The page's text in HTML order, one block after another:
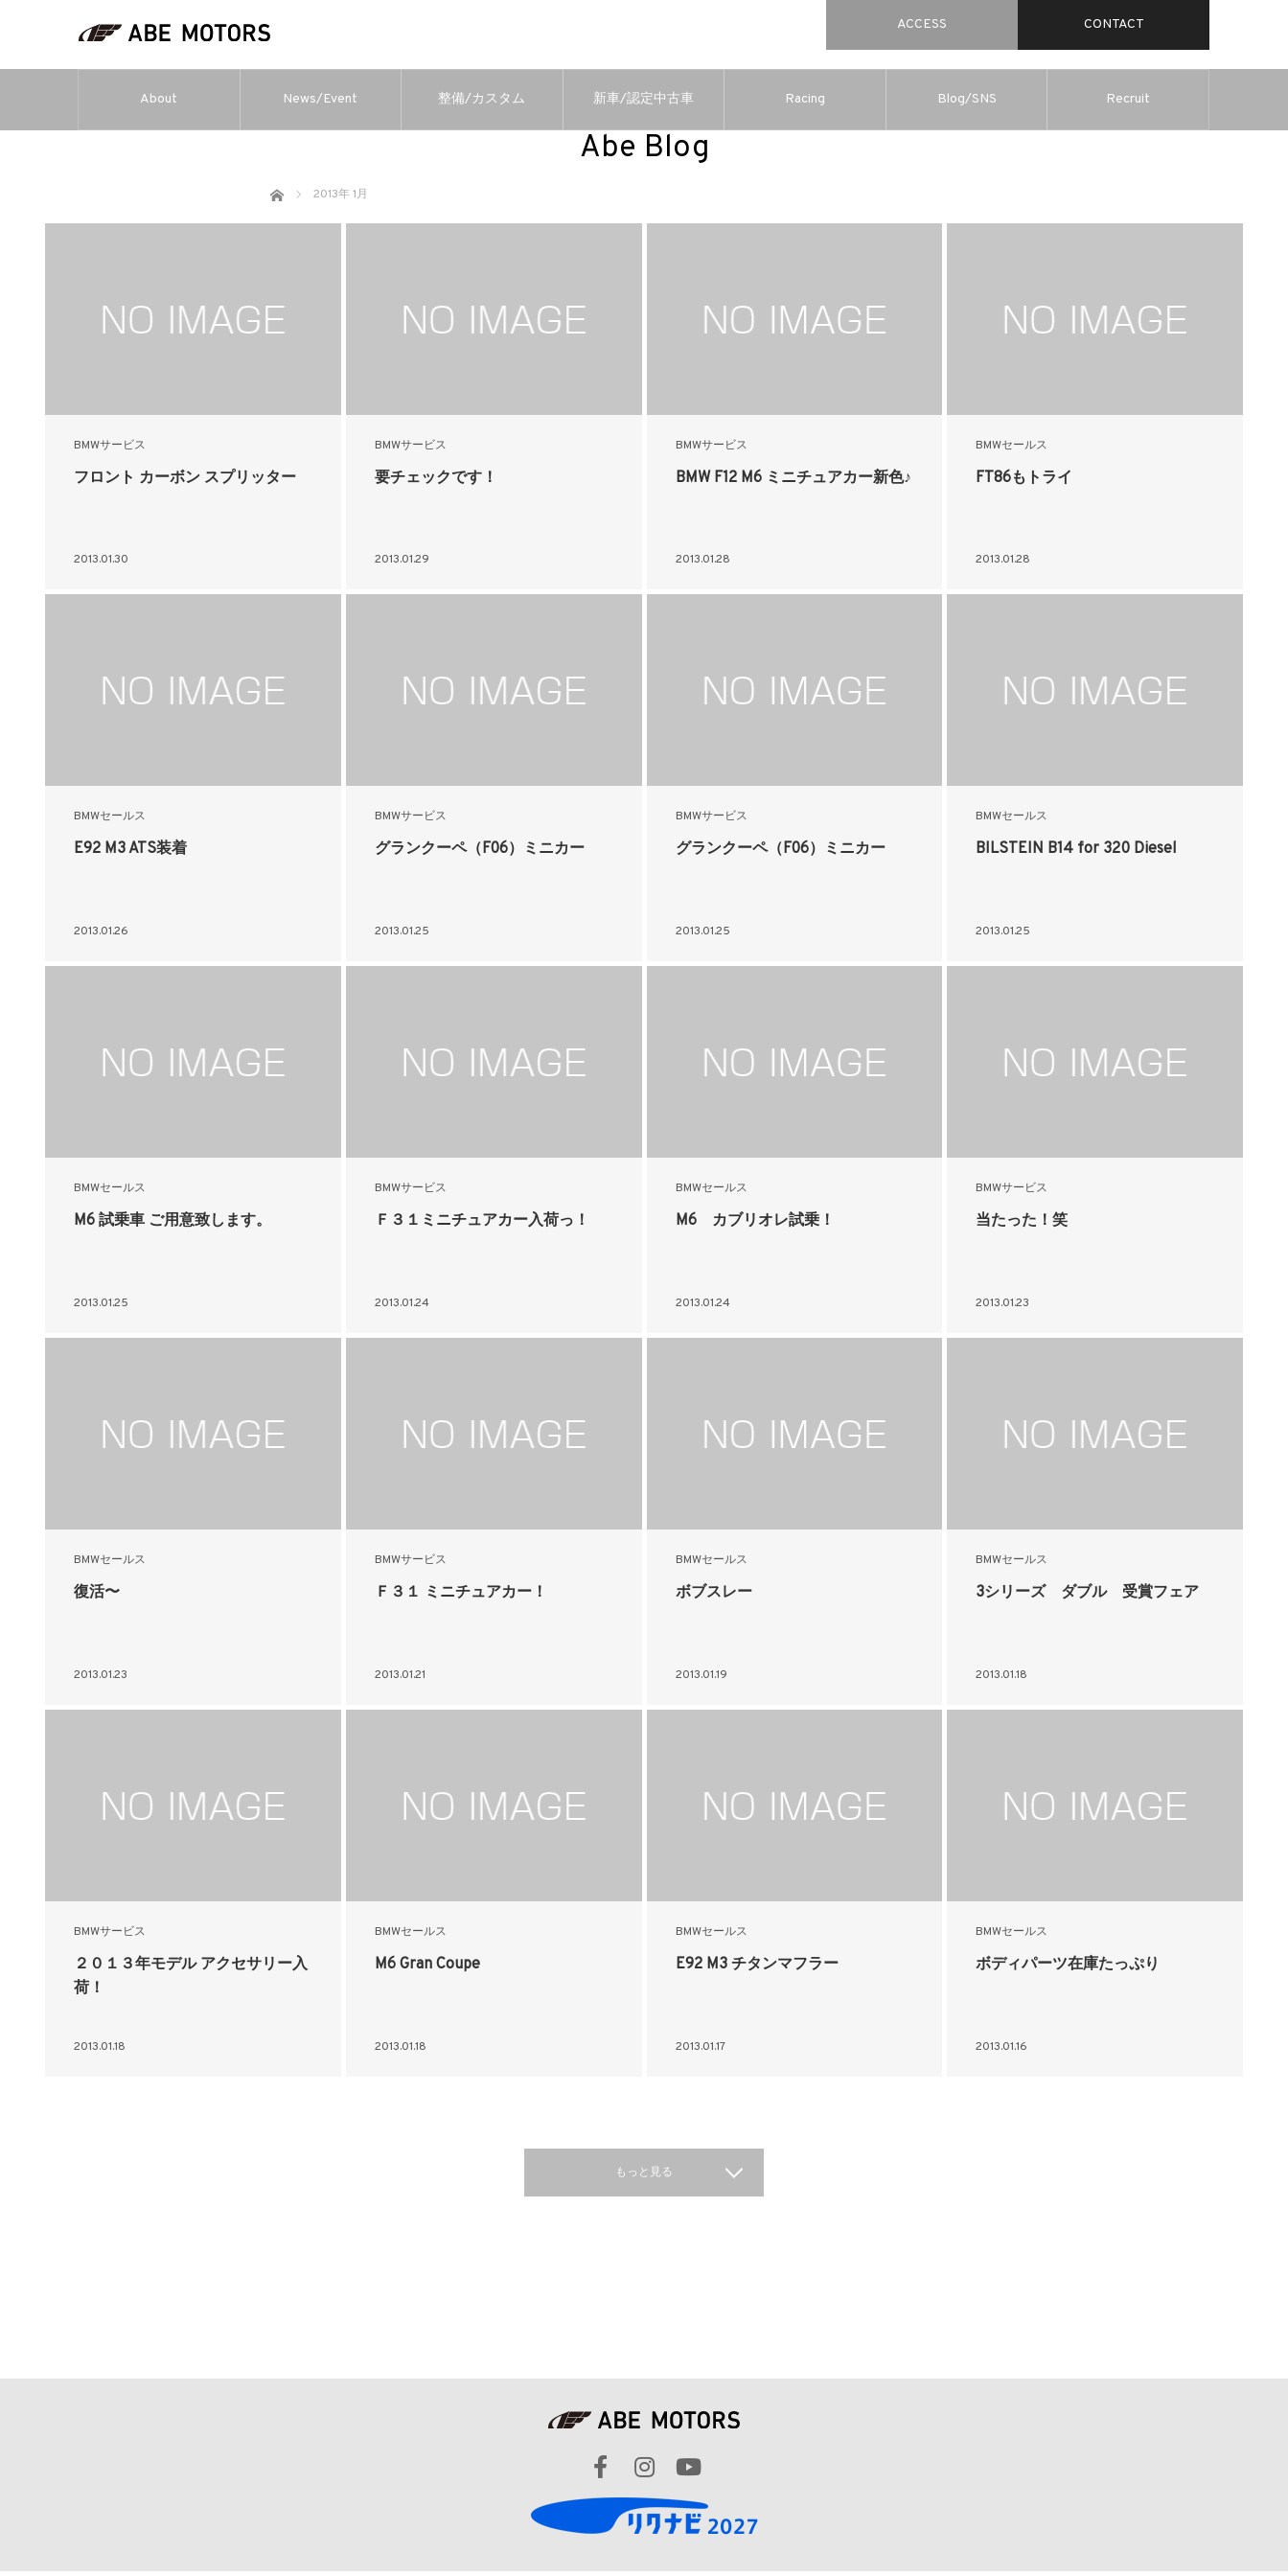
ACCESS CONTACT
About News/Event 整備/カスタム 新車/認定中古車 Racing Blog/SNS Recruit
Abe Blog
ホーム 2013年 1月
BMWサービス
フロント カーボン スプリッター
2013.01.30
BMWサービス
要チェックです！
2013.01.29
BMWサービス
BMW F12 M6 ミニチュアカー新色♪
2013.01.28
BMWセールス
FT86もトライ
2013.01.28
BMWセールス
E92 M3 ATS装着
2013.01.26
BMWサービス
グランクーペ（F06）ミニカー
2013.01.25
BMWサービス
グランクーペ（F06）ミニカー
2013.01.25
BMWセールス
BILSTEIN B14 for 320 Diesel
2013.01.25
BMWセールス
M6 試乗車 ご用意致します。
2013.01.25
BMWサービス
Ｆ３１ミニチュアカー入荷っ！
2013.01.24
BMWセールス
M6 カブリオレ試乗！
2013.01.24
BMWサービス
当たった！笑
2013.01.23
BMWセールス
復活〜
2013.01.23
BMWサービス
Ｆ３１ ミニチュアカー！
2013.01.21
BMWセールス
ボブスレー
2013.01.19
BMWセールス
3シリーズ ダブル 受賞フェア
2013.01.18
BMWサービス
２０１３年モデル アクセサリー入
荷！
2013.01.18
BMWセールス
M6 Gran Coupe
2013.01.18
BMWセールス
E92 M3 チタンマフラー
2013.01.17
BMWセールス
ボディパーツ在庫たっぷり
2013.01.16
もっと見る